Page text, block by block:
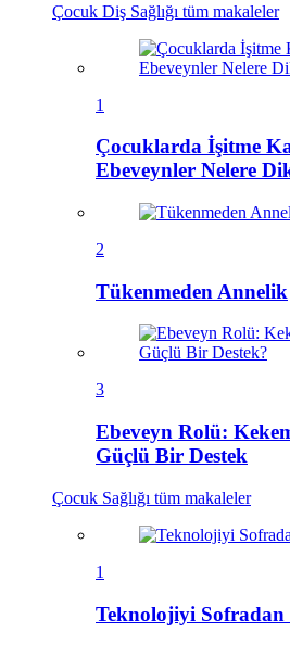
Çocuk Diş Sağlığı tüm makaleler
1
Çocuklarda İşitme
Ebeveynler Nelere
2
Tükenmeden Annelik
3
Ebeveyn Rolü:
Güçlü Bir Destek
Çocuk Sağlığı tüm makaleler
1
Teknolojiyi Sofradan